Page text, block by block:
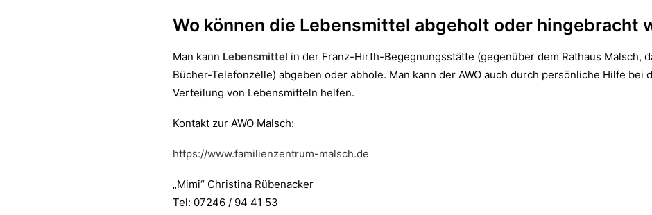
Wo können die Lebensmittel abgeholt oder hingebracht
Man kann Lebensmittel in der Franz-Hirth-Begegnungsstätte (gegenüber dem Rathaus Malsch,
Bücher-Telefonzelle) abgeben oder abhole. Man kann der AWO auch durch persönliche Hilfe bei
Verteilung von Lebensmitteln helfen.
Kontakt zur AWO Malsch:
https://www.familienzentrum-malsch.de
„Mimi“ Christina Rübenacker
Tel: 07246 / 94 41 53